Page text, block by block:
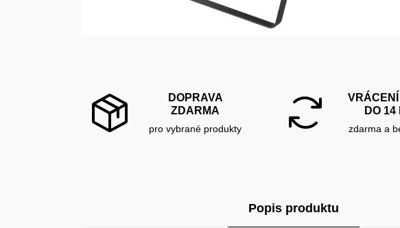
DOPRAVA
ZDARMA
pro vybrané produkty
VRÁCENÍ
DO 14
zdarma a
Popis produktu